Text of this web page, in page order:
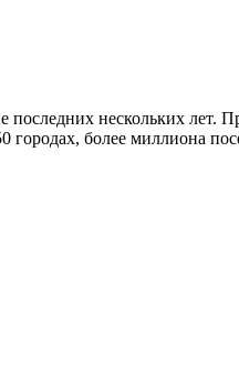
нескольких лет.
городах, более миллиона